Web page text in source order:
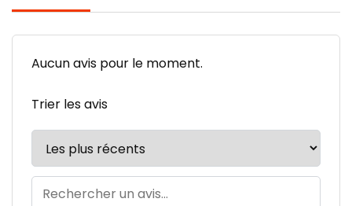
Aucun avis pour le moment.
Trier les avis